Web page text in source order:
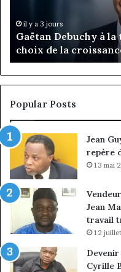
choix
de
la
croissance
sous
il y a 3 jours
Gaëtan Debuchy à la
choix de la
Popular Posts
Jean
repère
13 mai
Jean
travail
12
Cyrille